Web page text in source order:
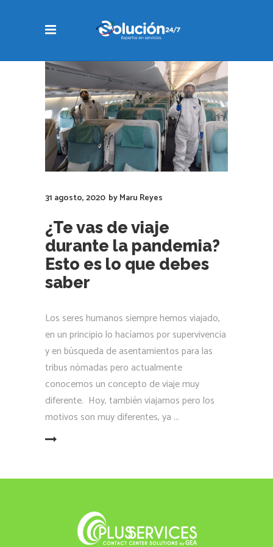
31 agosto, 2020 byMaru Reyes
¿Te vas de viaje
durante la pandemia?
Esto es lo que debes
saber
Los seres humanos siempre hemos viajado,
en un principio lo hacíamos por supervivencia
y en búsqueda de asentamientos para las
tribus nómadas pero actualmente
conocemos un concepto de viaje muy
diferente. Hoy, también viajamos pero los
motivos son muy diferentes, ya